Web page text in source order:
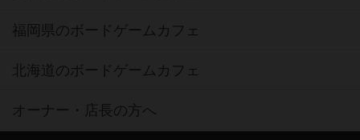
福岡県のボードゲームカフェ
北海道のボードゲームカフェ
オーナー・店長の方へ